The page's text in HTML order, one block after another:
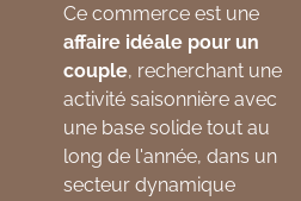
Ce commerce est une
affaire idéale pour un
couple, recherchant une
activité saisonnière avec
une base solide tout au
long de l'année, dans un
secteur dynamique